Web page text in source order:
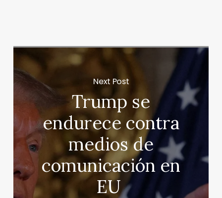
Next Post
Trump se
endurece contra
medios de
comunicación en
EU